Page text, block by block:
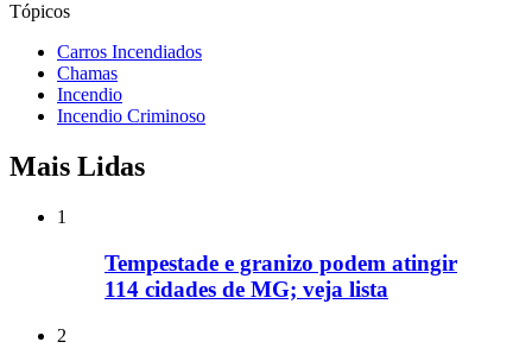
Tópicos
Carros Incendiados
Chamas
Incendio
Incendio Criminoso
Mais Lidas
1
Tempestade e granizo podem atingir
114 cidades de MG; veja lista
2